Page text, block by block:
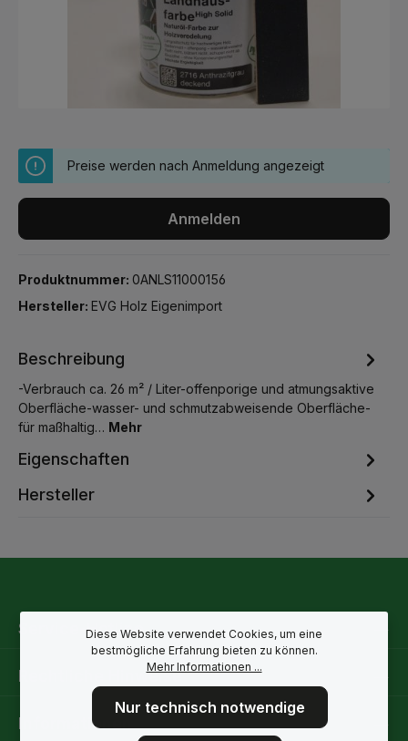
Preise werden nach Anmeldung angezeigt
Anmelden
Produktnummer: 0ANLS11000156
Hersteller: EVG Holz Eigenimport
Beschreibung
-Verbrauch ca. 26 m² / Liter-offenporige und atmungsaktive
Oberfläche-wasser- und schmutzabweisende Oberfläche-
für maßhaltig… Mehr
Eigenschaften
Hersteller
Service-Hotline
Rechtliche Hinweise
Informationen
Diese Website verwendet Cookies, um eine
bestmögliche Erfahrung bieten zu können.
Mehr Informationen ...
Nur technisch notwendige